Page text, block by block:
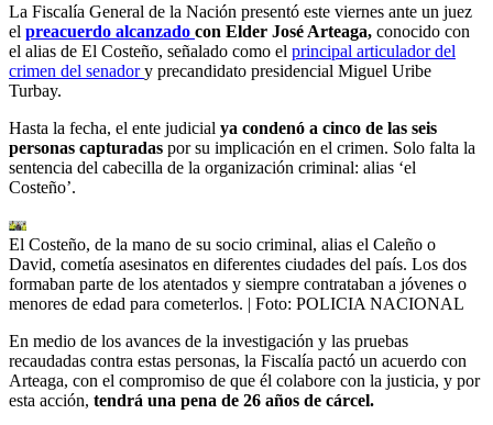
La Fiscalía General de la Nación presentó este viernes ante un juez
el preacuerdo alcanzado con Elder José Arteaga, conocido con
el alias de El Costeño, señalado como el principal articulador del
crimen del senadory precandidato presidencial Miguel Uribe
Turbay.
Hasta la fecha, el ente judicial ya condenó a cinco de las seis
personas capturadas por su implicación en el crimen. Solo falta la
sentencia del cabecilla de la organización criminal: alias ‘el
Costeño’.
El Costeño, de la mano de su socio criminal, alias el Caleño o
David, cometía asesinatos en diferentes ciudades del país. Los dos
formaban parte de los atentados y siempre contrataban a jóvenes o
menores de edad para cometerlos. | Foto: POLICIA NACIONAL
En medio de los avances de la investigación y las pruebas
recaudadas contra estas personas, la Fiscalía pactó un acuerdo con
Arteaga, con el compromiso de que él colabore con la justicia, y por
esta acción, tendrá una pena de 26 años de cárcel.